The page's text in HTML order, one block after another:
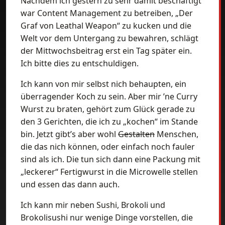
war Content Management zu betreiben, „Der
Graf von Leathal Weapon“ zu kucken und die
Welt vor dem Untergang zu bewahren, schlägt
der Mittwochsbeitrag erst ein Tag später ein.
Ich bitte dies zu entschuldigen.
Ich kann von mir selbst nich behaupten, ein
überragender Koch zu sein. Aber mir ’ne Curry
Wurst zu braten, gehört zum Glück gerade zu
den 3 Gerichten, die ich zu „kochen“ im Stande
bin. Jetzt gibt’s aber wohl Gestalten Menschen,
die das nich können, oder einfach noch fauler
sind als ich. Die tun sich dann eine Packung mit
„leckerer“ Fertigwurst in die Microwelle stellen
und essen das dann auch.
Ich kann mir neben Sushi, Brokoli und
Brokolisushi nur wenige Dinge vorstellen, die